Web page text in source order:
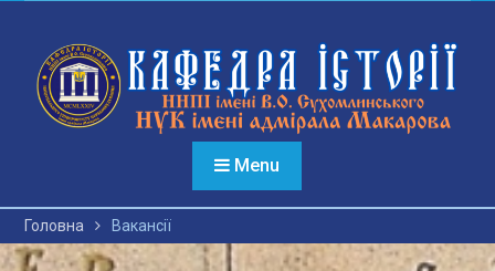
вмісту
Menu
Головна Вакансії